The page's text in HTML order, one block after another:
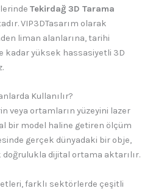
Tekirdağ 3D Tarama
VIP3DTasarım olarak
liman alanlarına, tarihi
kadar yüksek hassasiyetli 3D
Kullanılır?
veya ortamların yüzeyini lazer
bir model haline getiren ölçüm
gerçek dünyadaki bir obje,
dijital ortama aktarılır.
farklı sektörlerde çeşitli